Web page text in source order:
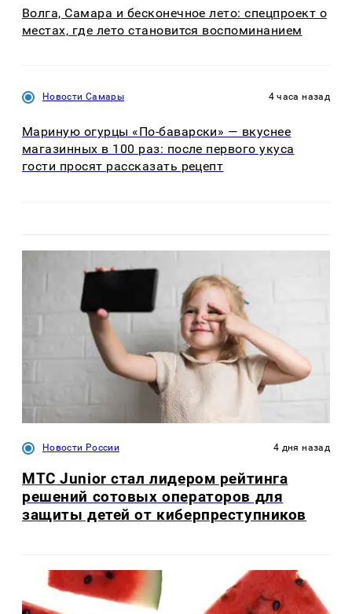
Волга, Самара и бесконечное лето: спецпроект о
местах, где лето становится воспоминанием
Новости Самары 4 часа назад
Мариную огурцы «По-баварски» — вкуснее
магазинных в 100 раз: после первого укуса
гости просят рассказать рецепт
Новости России 4 дня назад
МТС Junior стал лидером рейтинга
решений сотовых операторов для
защиты детей от киберпреступников